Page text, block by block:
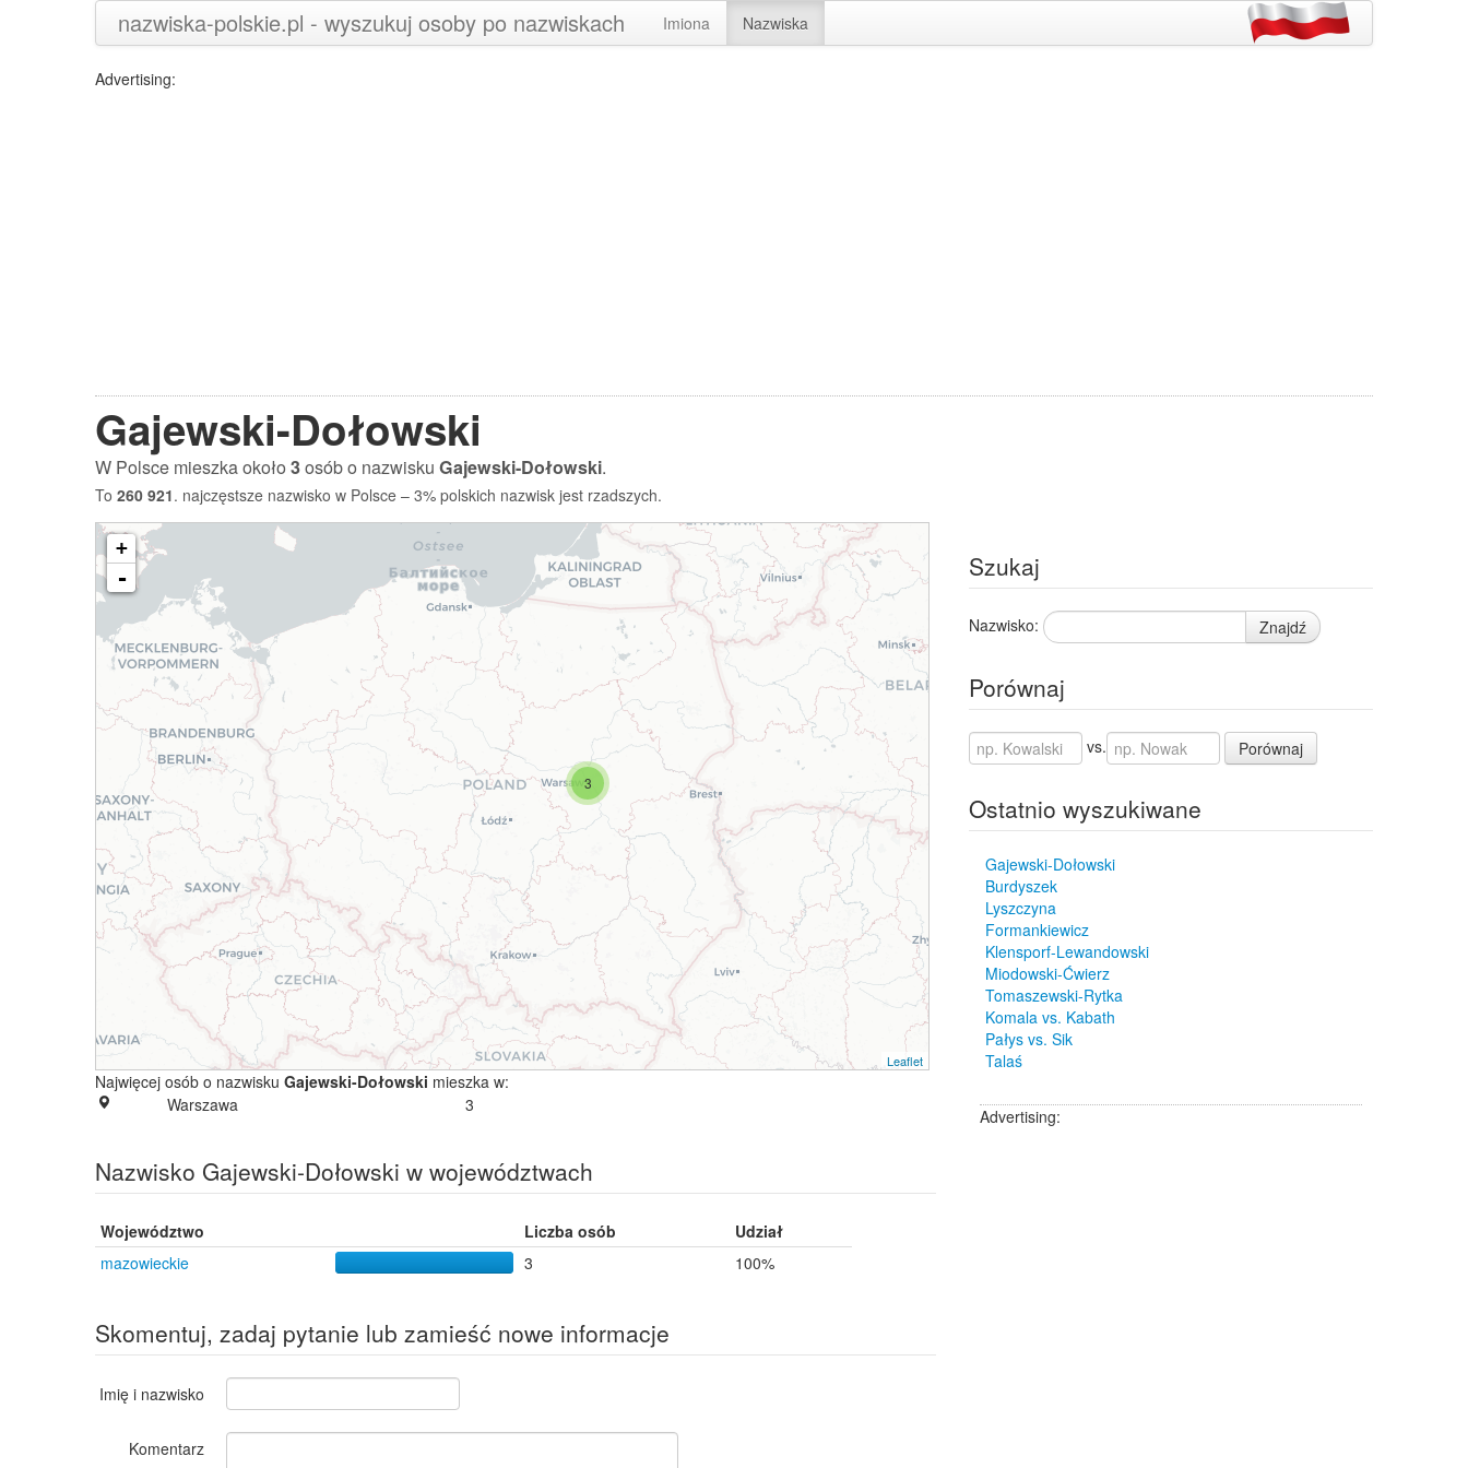
nazwiska-polskie.pl - wyszukuj osoby po nazwiskach Imiona Nazwiska
Advertising:
Gajewski-Dołowski
W Polsce mieszka około3osób o nazwisku Gajewski-Dołowski.
To 260 921. najczęstsze nazwisko w Polsce – 3% polskich nazwisk jest rzadszych.
3
+
-
Leaflet
Najwięcej osób o nazwisku Gajewski-Dołowski mieszka w:
Warszawa
3
Nazwisko Gajewski-Dołowski w województwach
Województwo Liczba osób
Udział
mazowieckie
3 100%
Skomentuj, zadaj pytanie lub zamieść nowe informacje
Imię i nazwisko
Komentarz
Szukaj
Nazwisko: Znajdź
Porównaj
vs. Porównaj
Ostatnio wyszukiwane
Gajewski-Dołowski
Burdyszek
Lyszczyna
Formankiewicz
Klensporf-Lewandowski
Miodowski-Ćwierz
Tomaszewski-Rytka
Komala vs. Kabath
Pałys vs. Sik
Talaś
Advertising: